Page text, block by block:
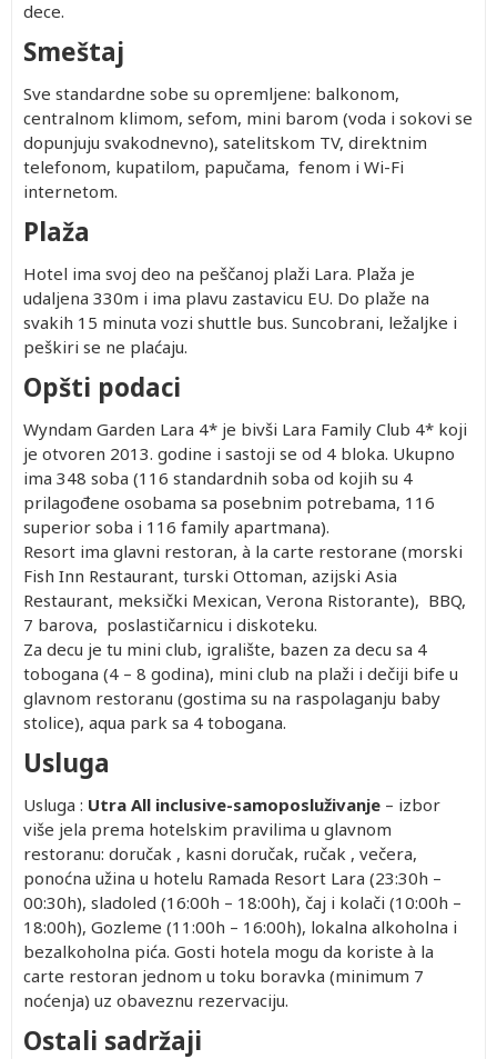
dece.
Smeštaj
Sve standardne sobe su opremljene: balkonom,
centralnom klimom, sefom, mini barom (voda i sokovi se
dopunjuju svakodnevno), satelitskom TV, direktnim
telefonom, kupatilom, papučama, fenom i Wi-Fi
internetom.
Plaža
Hotel ima svoj deo na peščanoj plaži Lara. Plaža je
udaljena 330m i ima plavu zastavicu EU. Do plaže na
svakih 15 minuta vozi shuttle bus. Suncobrani, ležaljke i
peškiri se ne plaćaju.
Opšti podaci
Wyndam Garden Lara 4* je bivši Lara Family Club 4* koji
je otvoren 2013. godine i sastoji se od 4 bloka. Ukupno
ima 348 soba (116 standardnih soba od kojih su 4
prilagođene osobama sa posebnim potrebama, 116
superior soba i 116 family apartmana).
Resort ima glavni restoran, à la carte restorane (morski
Fish Inn Restaurant, turski Ottoman, azijski Asia
Restaurant, meksički Mexican, Verona Ristorante), BBQ,
7 barova, poslastičarnicu i diskoteku.
Za decu je tu mini club, igralište, bazen za decu sa 4
tobogana (4 – 8 godina), mini club na plaži i dečiji bife u
glavnom restoranu (gostima su na raspolaganju baby
stolice), aqua park sa 4 tobogana.
Usluga
Usluga : Utra All inclusive-samoposluživanje – izbor
više jela prema hotelskim pravilima u glavnom
restoranu: doručak , kasni doručak, ručak , večera,
ponoćna užina u hotelu Ramada Resort Lara (23:30h –
00:30h), sladoled (16:00h – 18:00h), čaj i kolači (10:00h –
18:00h), Gozleme (11:00h – 16:00h), lokalna alkoholna i
bezalkoholna pića. Gosti hotela mogu da koriste à la
carte restoran jednom u toku boravka (minimum 7
noćenja) uz obaveznu rezervaciju.
Ostali sadržaji